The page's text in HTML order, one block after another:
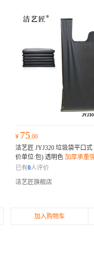
¥ 75.00
洁艺匠 JYJ320 垃圾袋平口
价单位:包) 透明色 加厚承重
抽绳封口设计，密封防漏；
已有0人评价
洁艺匠旗舰店
加入购物车